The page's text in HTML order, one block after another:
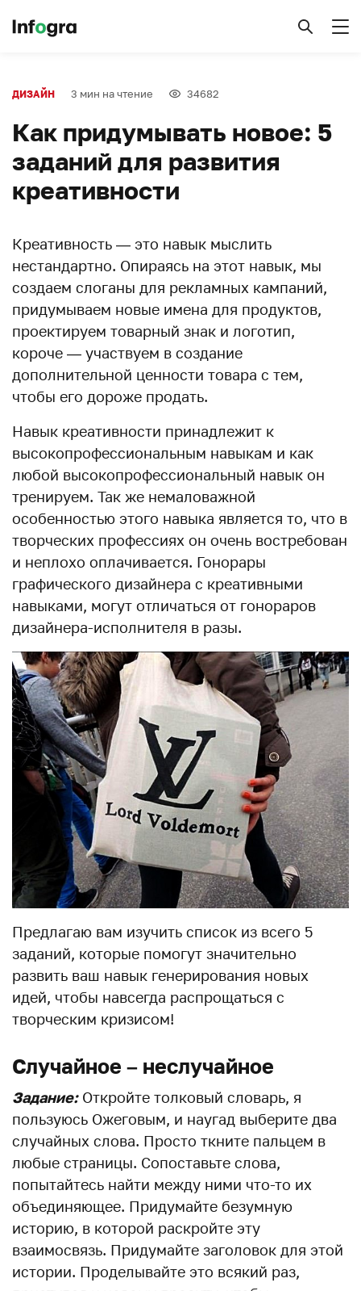
ДИЗАЙН 3 мин на чтение 34682
Как придумывать новое: 5
заданий для развития
креативности
Креативность — это навык мыслить
нестандартно. Опираясь на этот навык, мы
создаем слоганы для рекламных кампаний,
придумываем новые имена для продуктов,
проектируем товарный знак и логотип,
короче — участвуем в создание
дополнительной ценности товара с тем,
чтобы его дороже продать.
Навык креативности принадлежит к
высокопрофессиональным навыкам и как
любой высокопрофессиональный навык он
тренируем. Так же немаловажной
особенностью этого навыка является то, что в
творческих профессиях он очень востребован
и неплохо оплачивается. Гонорары
графического дизайнера с креативными
навыками, могут отличаться от гонораров
дизайнера-исполнителя в разы.
Предлагаю вам изучить список из всего 5
заданий, которые помогут значительно
развить ваш навык генерирования новых
идей, чтобы навсегда распрощаться с
творческим кризисом!
Случайное – неслучайное
Задание:Откройте толковый словарь, я
пользуюсь Ожеговым, и наугад выберите два
случайных слова. Просто ткните пальцем в
любые страницы. Сопоставьте слова,
попытайтесь найти между ними что-то их
объединяющее. Придумайте безумную
историю, в которой раскройте эту
взаимосвязь. Придумайте заголовок для этой
истории. Проделывайте это всякий раз,